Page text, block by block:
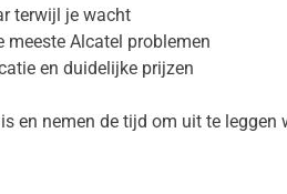
terwijl je wacht
meeste Alcatel problemen
en duidelijke prijzen
en nemen de tijd om uit te